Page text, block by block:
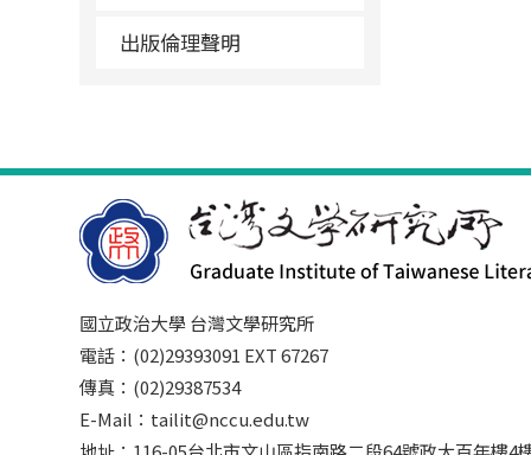
出版倫理聲明
國立政治大學 台灣文學研究所
電話：(02)29393091 EXT 67267
傳真：(02)29387534
E-Mail：tailit@nccu.edu.tw